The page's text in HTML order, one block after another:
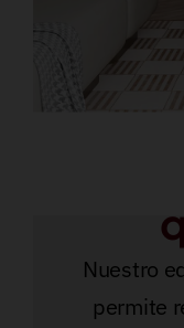
Nuestro
permite